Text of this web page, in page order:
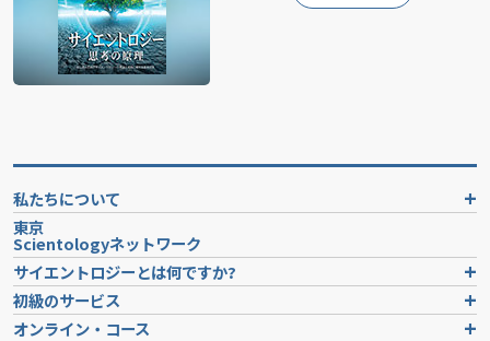
私たちについて
東京
Scientologyネットワーク
サイエントロジーとは何ですか?
初級のサービス
オンライン・コース